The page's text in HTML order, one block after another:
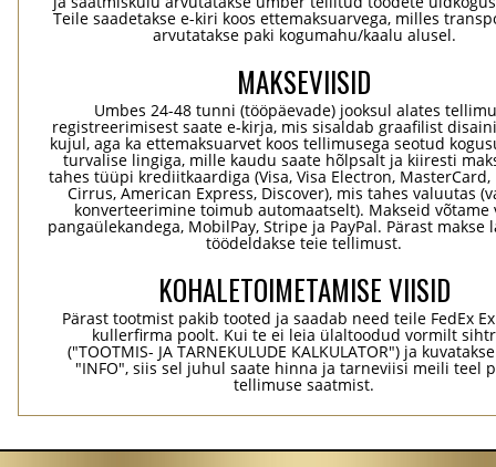
Teile saadetakse e-kiri koos ettemaksuarvega, milles
arvutatakse paki kogumahu/kaalu alusel.
MAKSEVIISID
Umbes 24-48 tunni (tööpäevade) jooksul alates
registreerimisest saate e-kirja, mis sisaldab graafilist
kujul, aga ka ettemaksuarvet koos tellimusega seotud
turvalise lingiga, mille kaudu saate hõlpsalt ja kiiresti
tahes tüüpi krediitkaardiga (Visa, Visa Electron, MasterCard,
Cirrus, American Express, Discover), mis tahes valuutas
konverteerimine toimub automaatselt). Makseid võtame
pangaülekandega, MobilPay, Stripe ja PayPal. Pärast makse
töödeldakse teie tellimust.
KOHALETOIMETAMISE VIISID
Pärast tootmist pakib tooted ja saadab need teile FedEx
kullerfirma poolt. Kui te ei leia ülaltoodud vormilt
("TOOTMIS- JA TARNEKULUDE KALKULATOR") ja
"INFO", siis sel juhul saate hinna ja tarneviisi meili teel
tellimuse saatmist.